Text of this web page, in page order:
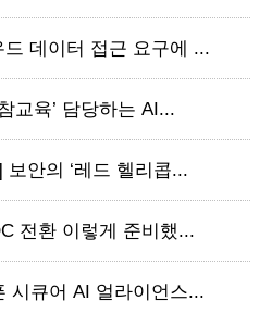
데이터 접근 요구에 ...
교육’ 담당하는 AI...
안의 ‘레드 헬리콥...
전환 이렇게 준비했...
시큐어 AI 얼라이언스...